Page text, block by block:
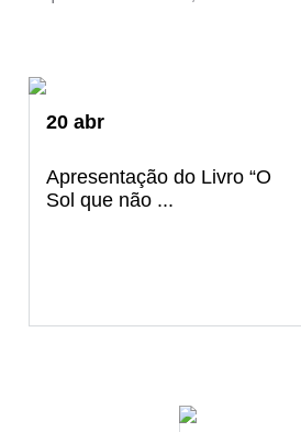
20 abr
Apresentação do Livro “O
Sol que não ...